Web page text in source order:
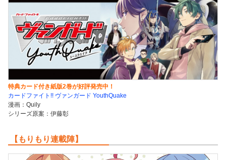
特典カード付き紙版2巻が好評発売中！
カードファイト!! ヴァンガード YouthQuake
漫画：Quily
シリーズ原案：伊藤彰
【もりもり連載陣】